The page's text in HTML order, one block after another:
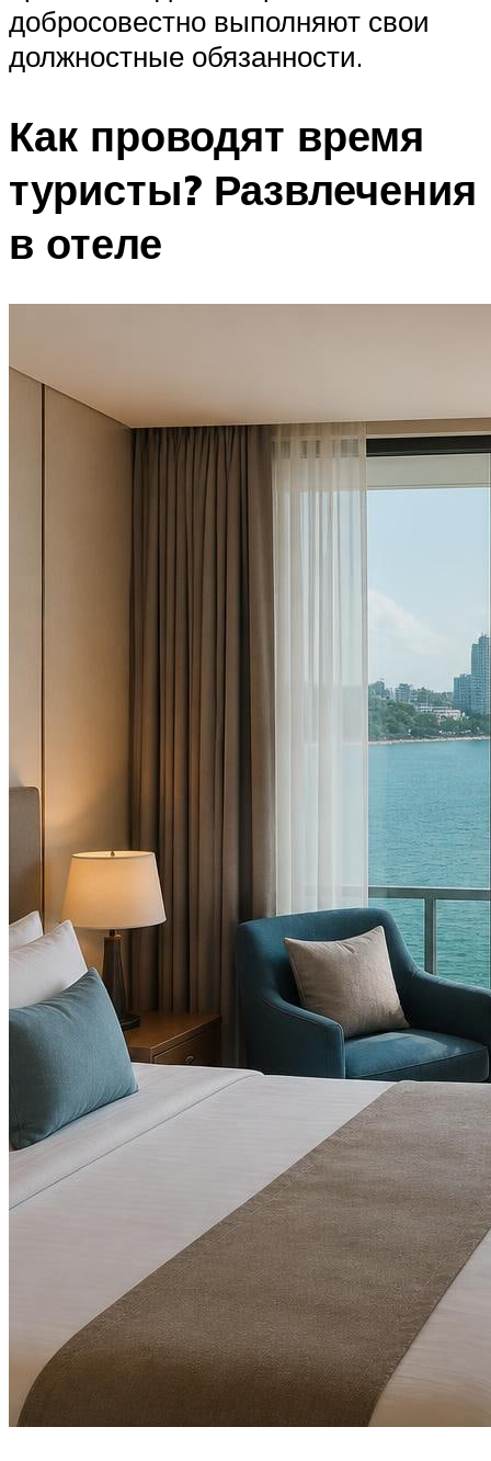
добросовестно выполняют свои
должностные обязанности.
Как проводят время
туристы? Развлечения
в отеле